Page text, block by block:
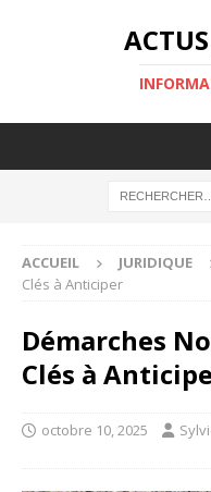
ACCUEIL JURIDIQUE
Clés à Anticiper
Démarches
Clés à
octobre 10, 2025